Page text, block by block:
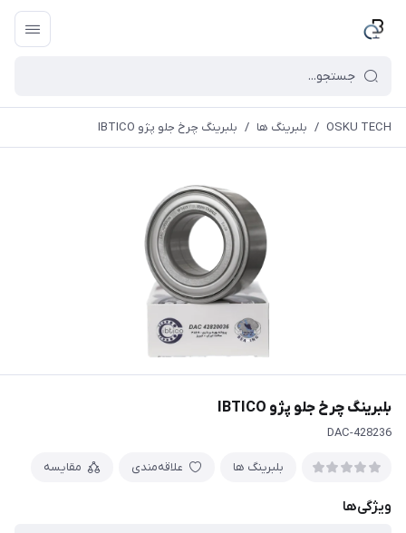
OSKU TECH
/ بلبرینگ ها / بلبرینگ چرخ جلو پژو IBTICO
بلبرینگ چرخ جلو پژو IBTICO
DAC-428236
بلبرینگ ها علاقه‌مندی مقایسه
ویژگی‌ها